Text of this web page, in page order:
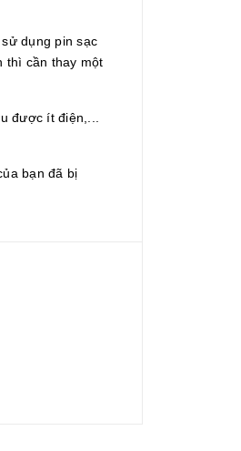
dụng pin sạc
thì cần thay một
được ít điện,...
bạn đã bị